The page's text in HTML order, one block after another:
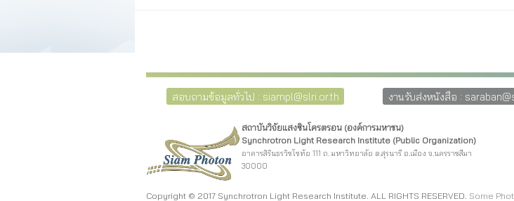
สอบถามข้อมูลทั่วไป : siampl@slri.or.th งานรับส่งหนังสือ :
สถาบันวิจัยแสงซินโครตรอน (องค์การมหาชน)
Synchrotron Light Research Institute (Public Organization)
อาคารสิรินธรวิชโชทัย 111 ถ. มหาวิทยาลัย ต.สุรนารี อ.เมือง จ.นครราชสีมา
30000
Copyright © 2017 Synchrotron Light Research Institute. ALL RIGHTS RESERVED. Some